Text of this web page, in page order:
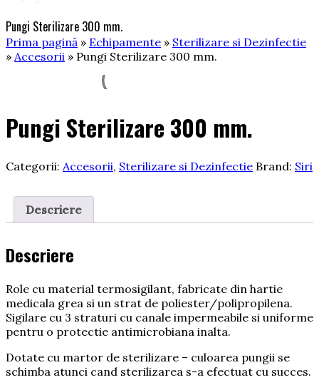
Pungi Sterilizare 300 mm.
Prima pagină » Echipamente » Sterilizare si Dezinfectie
» Accesorii » Pungi Sterilizare 300 mm.
Pungi Sterilizare 300 mm.
Categorii: Accesorii, Sterilizare si Dezinfectie Brand: Siri
Descriere
Descriere
Role cu material termosigilant, fabricate din hartie
medicala grea si un strat de poliester/polipropilena.
Sigilare cu 3 straturi cu canale impermeabile si uniforme
pentru o protectie antimicrobiana inalta.
Dotate cu martor de sterilizare – culoarea pungii se
schimba atunci cand sterilizarea s-a efectuat cu succes.